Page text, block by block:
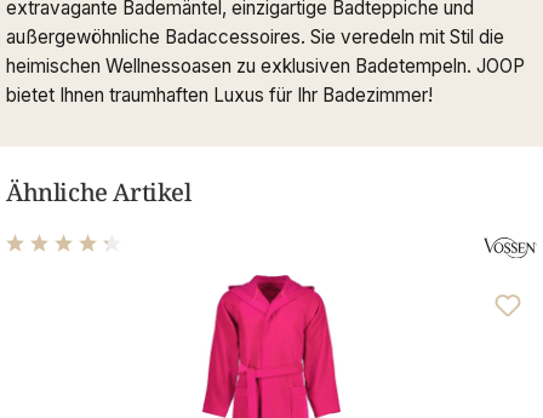
extravagante Bademäntel, einzigartige Badteppiche und
außergewöhnliche Badaccessoires. Sie veredeln mit Stil die
heimischen Wellnessoasen zu exklusiven Badetempeln. JOOP
bietet Ihnen traumhaften Luxus für Ihr Badezimmer!
Ähnliche Artikel
Durchschnittliche Bewertung von 4.14 von 5 Sternen